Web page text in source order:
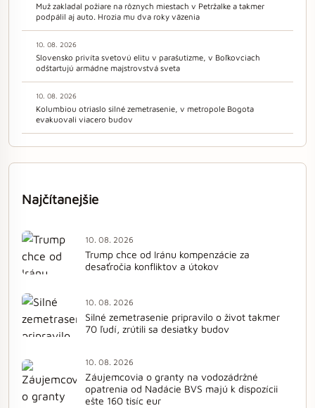
Muž zakladal požiare na rôznych miestach v Petržalke a takmer
podpálil aj auto. Hrozia mu dva roky väzenia
10. 08. 2026
Slovensko privíta svetovú elitu v parašutizme, v Boľkovciach
odštartujú armádne majstrovstvá sveta
10. 08. 2026
Kolumbiou otriaslo silné zemetrasenie, v metropole Bogota
evakuovali viacero budov
Najčítanejšie
10. 08. 2026
Trump chce od Iránu kompenzácie za
desaťročia konfliktov a útokov
10. 08. 2026
Silné zemetrasenie pripravilo o život takmer
70 ľudí, zrútili sa desiatky budov
10. 08. 2026
Záujemcovia o granty na vodozádržné
opatrenia od Nadácie BVS majú k dispozícii
ešte 160 tisíc eur